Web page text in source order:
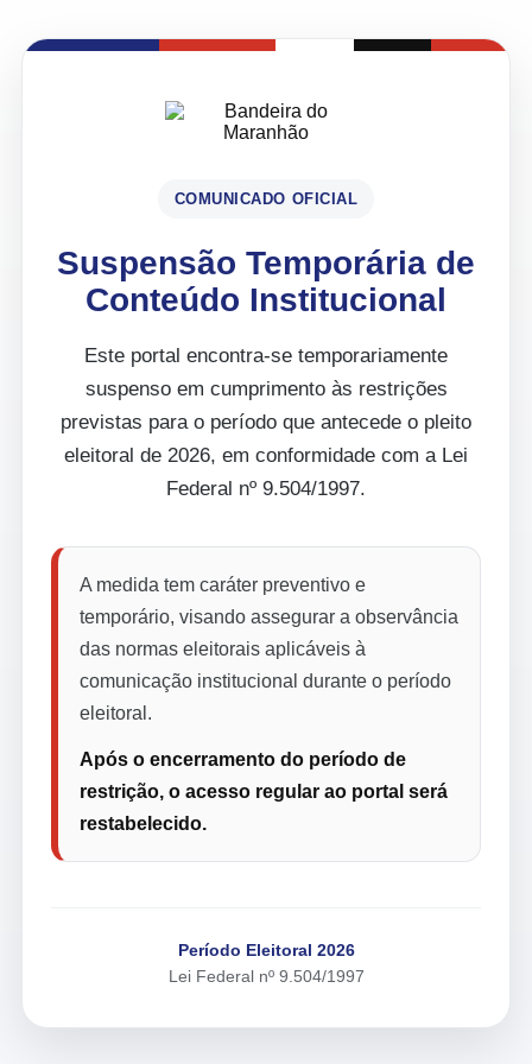
COMUNICADO OFICIAL
Suspensão Temporária de
Conteúdo Institucional
Este portal encontra-se temporariamente
suspenso em cumprimento às restrições
previstas para o período que antecede o pleito
eleitoral de 2026, em conformidade com a Lei
Federal nº 9.504/1997.
A medida tem caráter preventivo e
temporário, visando assegurar a observância
das normas eleitorais aplicáveis à
comunicação institucional durante o período
eleitoral.
Após o encerramento do período de
restrição, o acesso regular ao portal será
restabelecido.
Período Eleitoral 2026
Lei Federal nº 9.504/1997